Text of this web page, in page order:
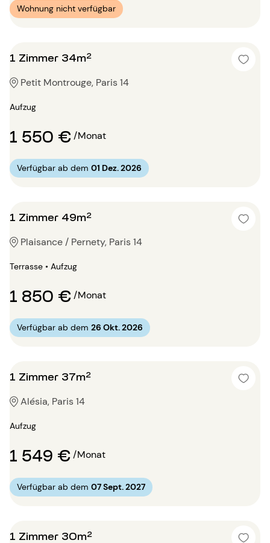
Wohnung nicht verfügbar
1 Zimmer 34m²
Petit Montrouge, Paris 14
Aufzug
1 550 €/Monat
Verfügbar ab dem 01 Dez. 2026
1 Zimmer 49m²
Plaisance / Pernety, Paris 14
Terrasse • Aufzug
1 850 €/Monat
Verfügbar ab dem 26 Okt. 2026
1 Zimmer 37m²
Alésia, Paris 14
Aufzug
1 549 €/Monat
Verfügbar ab dem 07 Sept. 2027
1 Zimmer 30m²